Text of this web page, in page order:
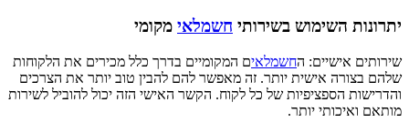
יתרונות השימוש בשירותי חשמלאי מקומי
שירותים אישיים: החשמלאים המקומיים בדרך כלל מכירים את הלקוחות
שלהם בצורה אישית יותר. זה מאפשר להם להבין טוב יותר את הצרכים
והדרישות הספציפיות של כל לקוח. הקשר האישי הזה יכול להוביל לשירות
מותאם ואיכותי יותר.